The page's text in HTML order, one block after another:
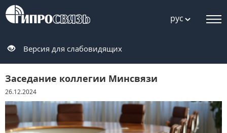
рус
Версия для слабовидящих
Заседание коллегии Минсвязи
26.12.2024